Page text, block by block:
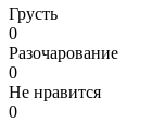
Грусть
0
Разочарование
0
Не нравится
0